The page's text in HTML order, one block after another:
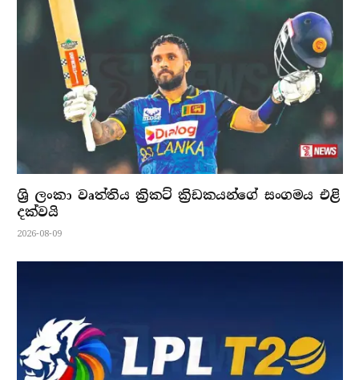
ශ්‍රි ලංකා වෘත්තිය ක්‍රිකට් ක්‍රිඩකයන්ගේ සංගමය එළි
දක්වයි
2026-08-09